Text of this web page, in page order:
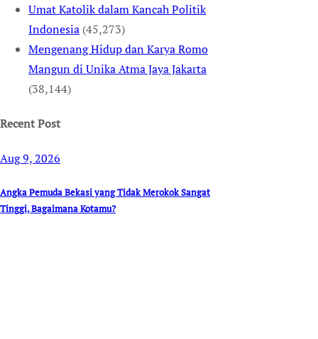
Umat Katolik dalam Kancah Politik
Indonesia (45,273)
Mengenang Hidup dan Karya Romo
Mangun di Unika Atma Jaya Jakarta
(38,144)
Recent Post
Aug 9, 2026
Angka Pemuda Bekasi yang Tidak Merokok Sangat
Tinggi, Bagaimana Kotamu?